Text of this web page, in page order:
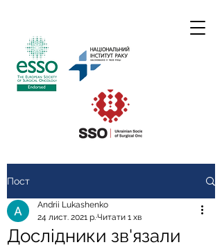
Пост
Дослідники зв'язали
Andrii Lukashenko
24 лист. 2021 р.Читати 1 хв